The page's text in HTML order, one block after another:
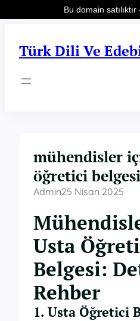
Türk Dili Ve
mühendisler
öğretici belgesi
Admin25 Nisan 2025
Usta
Belgesi:
Rehber
1. Usta Öğretici
Bu domain